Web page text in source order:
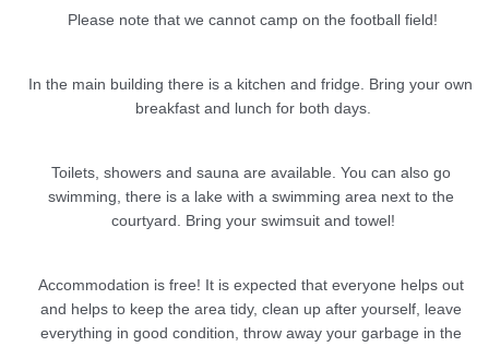
Please note that we cannot camp on the football field!
In the main building there is a kitchen and fridge. Bring your own
breakfast and lunch for both days.
Toilets, showers and sauna are available. You can also go
swimming, there is a lake with a swimming area next to the
courtyard. Bring your swimsuit and towel!
Accommodation is free! It is expected that everyone helps out
and helps to keep the area tidy, clean up after yourself, leave
everything in good condition, throw away your garbage in the